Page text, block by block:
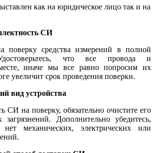
как на юридическое лицо так и на
СИ
средства измерений в полной
что все провода и
иначе мы все равно попросим их
увеличит срок проведения поверки.
вид устройства
СИ на поверку, обязательно очистите его
загрязнений. Дополнительно убедитесь,
механических, электрических или